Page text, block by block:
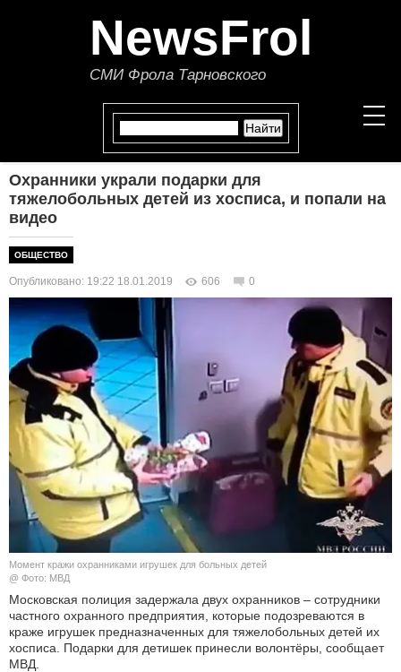
NewsFrol
СМИ Фрола Тарновского
НОВОСТИ
ПОЛИТИКА
ЭКОНОМИКА
ОБЩЕСТВО
КУЛЬТУРА
НАУКА
СПОРТ
ШОУ-БИЗНЕС
АВТО И МОТО
ЭГОИЗМ
Охранники украли подарки для
тяжелобольных детей из хосписа, и попали на
видео
ОБЩЕСТВО
Опубликовано: 19:22 18.01.2019 606 0
Момент кражи охранниками игрушек для больных детей
@ Фото: МВД
Московская полиция задержала двух охранников – сотрудники
частного охранного предприятия, которые подозреваются в
краже игрушек предназначенных для тяжелобольных детей их
хосписа. Подарки для детишек принесли волонтёры, сообщает
МВД.